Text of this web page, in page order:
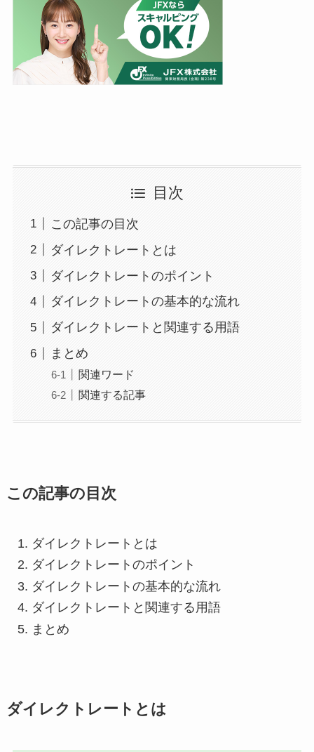
目次
この記事の目次
ダイレクトレートとは
ダイレクトレートのポイント
ダイレクトレートの基本的な流れ
ダイレクトレートと関連する用語
まとめ
関連ワード
関連する記事
この記事の目次
ダイレクトレートとは
ダイレクトレートのポイント
ダイレクトレートの基本的な流れ
ダイレクトレートと関連する用語
まとめ
ダイレクトレートとは